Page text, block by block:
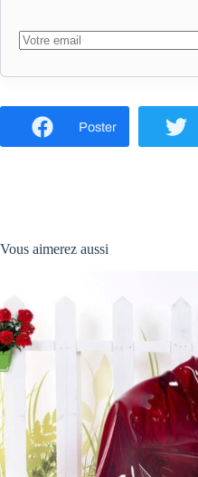
Poster
Vous aimerez aussi